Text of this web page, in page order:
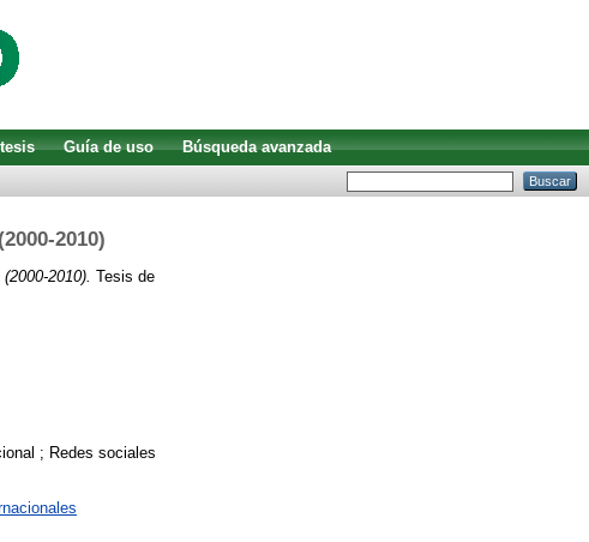
Guía de uso
Búsqueda avanzada
2010)
2010). Tesis de
; Redes sociales